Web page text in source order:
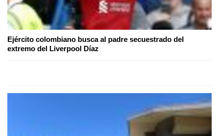
Ejército colombiano busca al padre secuestrado del
extremo del Liverpool Díaz